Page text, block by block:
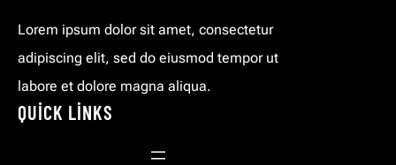
Lorem ipsum dolor sit amet, consectetur
adipiscing elit, sed do eiusmod tempor ut
labore et dolore magna aliqua.
QUICK LINKS